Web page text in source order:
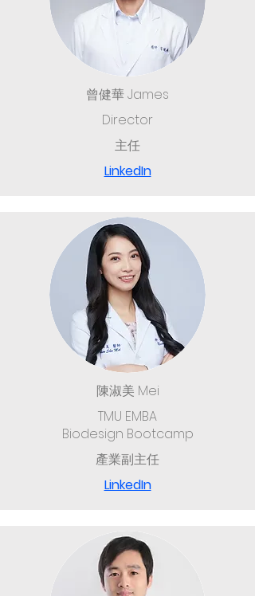
曾健華 James
Director
主任
LinkedIn
陳淑美 Mei
TMU EMBA
Biodesign Bootcamp
產業副主任
LinkedIn